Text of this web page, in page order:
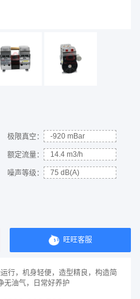
极限真空： -920 mBar
额定流量： 14.4 m3/h
噪声等级： 75 dB(A)
旺旺客服
行，机身轻便，造型精良，构造简
无油气，日常好养护